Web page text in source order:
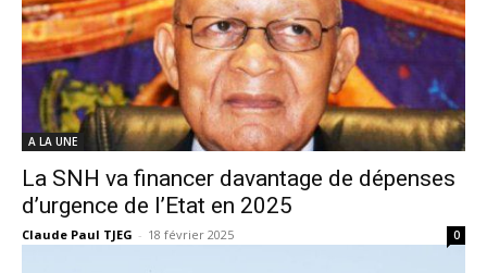
A LA UNE
La SNH va financer davantage de dépenses
d’urgence de l’Etat en 2025
Claude Paul TJEG - 18 février 2025 0